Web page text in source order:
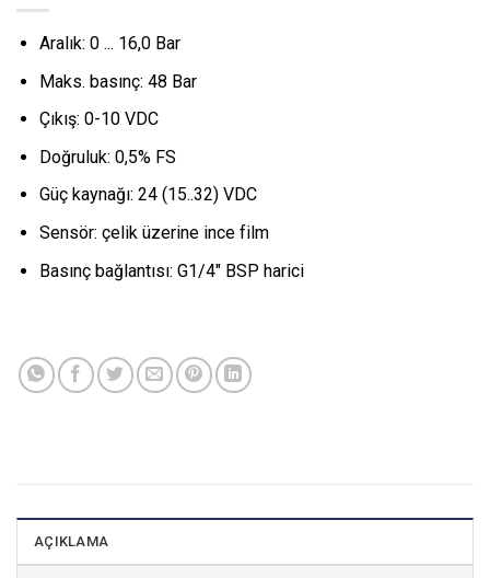
Aralık: 0 ... 16,0 Bar
Maks. basınç: 48 Bar
Çıkış: 0-10 VDC
Doğruluk: 0,5% FS
Güç kaynağı: 24 (15..32) VDC
Sensör: çelik üzerine ince film
Basınç bağlantısı: G1/4″ BSP harici
AÇIKLAMA